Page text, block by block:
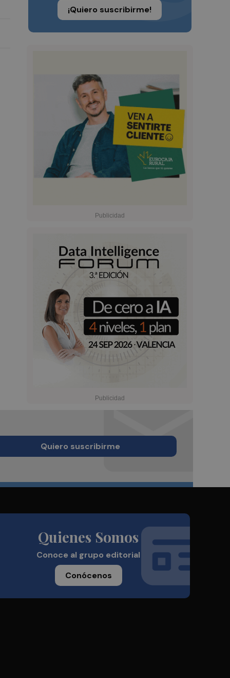
¡Quiero suscribirme!
Quiero suscribirme
Quienes Somos
Conoce al grupo editorial
Conócenos